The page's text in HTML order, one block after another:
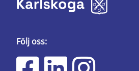
Följ oss: